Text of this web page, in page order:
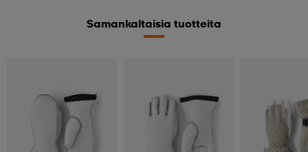
Samankaltaisia tuotteita